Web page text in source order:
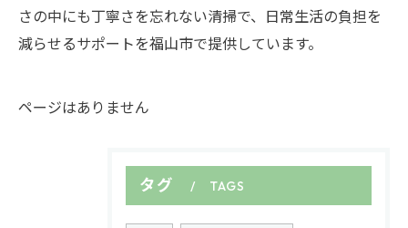
さの中にも丁寧さを忘れない清掃で、日常生活の負担を
減らせるサポートを福山市で提供しています。
ページはありません
タグ TAGS